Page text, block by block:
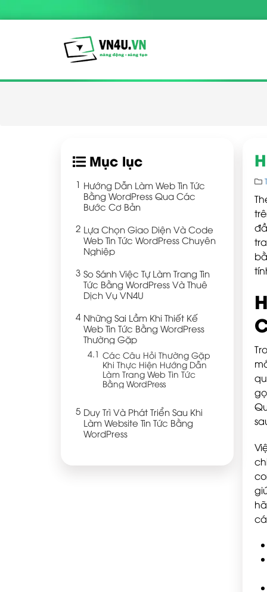
Mục lục
Hướng Dẫn Làm Web Tin Tức
Bằng WordPress Qua Các
Bước Cơ Bản
Lựa Chọn Giao Diện Và Code
Web Tin Tức WordPress Chuyên
Nghiệp
So Sánh Việc Tự Làm Trang Tin
Tức Bằng WordPress Và Thuê
Dịch Vụ VN4U
Những Sai Lầm Khi Thiết Kế
Web Tin Tức Bằng WordPress
Thường Gặp
Các Câu Hỏi Thường Gặp
Khi Thực Hiện Hướng Dẫn
Làm Trang Web Tin Tức
Bằng WordPress
Duy Trì Và Phát Triển Sau Khi
Làm Website Tin Tức Bằng
WordPress